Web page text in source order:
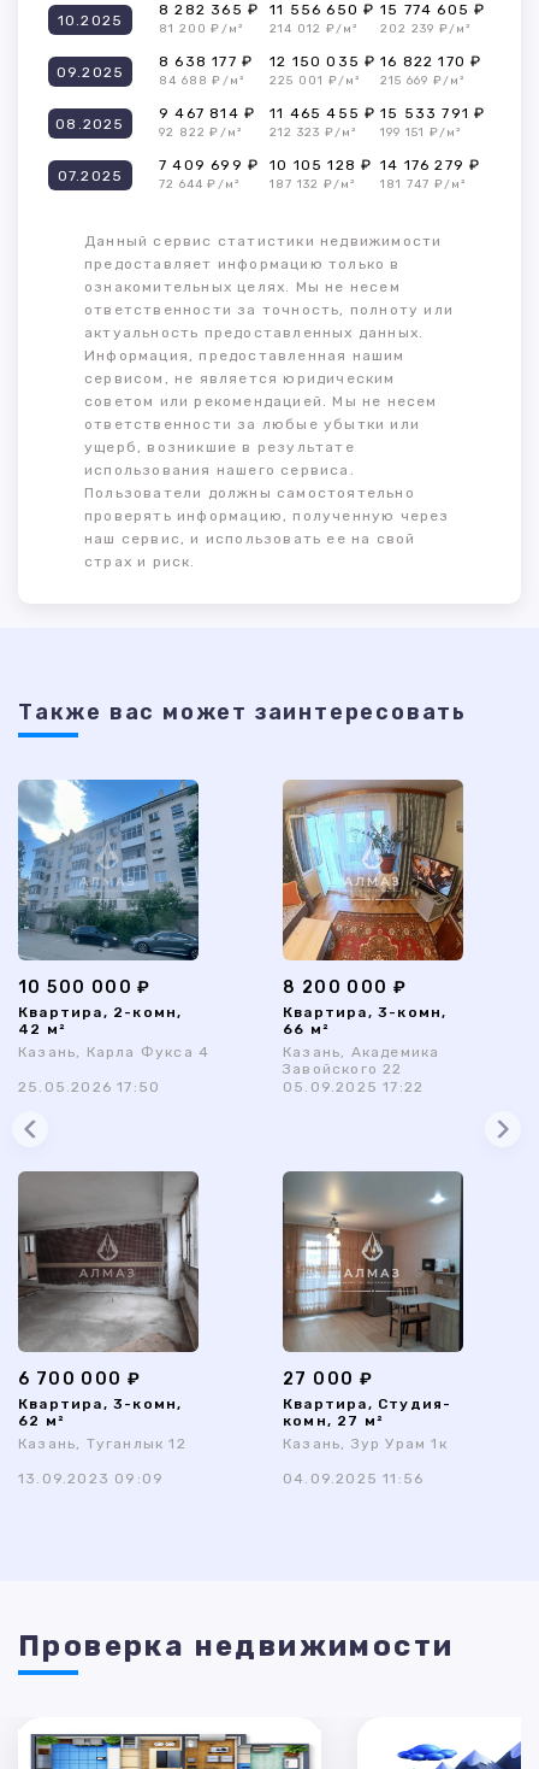
10.2025
8 282 365 ₽
81 200 ₽/м²
11 556 650 ₽
214 012 ₽/м²
15 774 605 ₽
202 239 ₽/м²
09.2025
8 638 177 ₽
84 688 ₽/м²
12 150 035 ₽
225 001 ₽/м²
16 822 170 ₽
215 669 ₽/м²
08.2025
9 467 814 ₽
92 822 ₽/м²
11 465 455 ₽
212 323 ₽/м²
15 533 791 ₽
199 151 ₽/м²
07.2025
7 409 699 ₽
72 644 ₽/м²
10 105 128 ₽
187 132 ₽/м²
14 176 279 ₽
181 747 ₽/м²
Данный сервис статистики недвижимости
предоставляет информацию только в
ознакомительных целях. Мы не несем
ответственности за точность, полноту или
актуальность предоставленных данных.
Информация, предоставленная нашим
сервисом, не является юридическим
советом или рекомендацией. Мы не несем
ответственности за любые убытки или
ущерб, возникшие в результате
использования нашего сервиса.
Пользователи должны самостоятельно
проверять информацию, полученную через
наш сервис, и использовать ее на свой
страх и риск.
Также ваc может заинтересовать
10 500 000 ₽
Квартира, 2-комн,
42 м²
Казань, Карла Фукса 4
25.05.2026 17:50
8 200 000 ₽
Квартира, 3-комн,
66 м²
Казань, Академика
Завойского 22
05.09.2025 17:22
6 700 000 ₽
Квартира, 3-комн,
62 м²
Казань, Туганлык 12
13.09.2023 09:09
27 000 ₽
Квартира, Студия-
комн, 27 м²
Казань, Зур Урам 1к
04.09.2025 11:56
Проверка недвижимости